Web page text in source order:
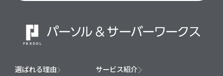
選ばれる理由
サービス紹介